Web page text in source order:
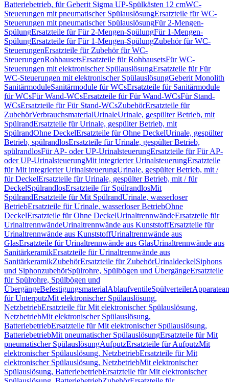
Batteriebetrieb, für Geberit Sigma UP-Spülkästen 12 cmWC-
Steuerungen mit pneumatischer SpülauslösungErsatzteile für WC-
Steuerungen mit pneumatischer SpülauslösungFür 2-Mengen-
SpülungErsatzteile für Für 2-Mengen-SpülungFür 1-Mengen-
SpülungErsatzteile für Für 1-Mengen-SpülungZubehör für WC-
SteuerungenErsatzteile für Zubehör für WC-
SteuerungenRohbausetsErsatzteile für RohbausetsFür WC-
Steuerungen mit elektronischer SpülauslösungErsatzteile für Für
WC-Steuerungen mit elektronischer SpülauslösungGeberit Monolith
SanitärmoduleSanitärmodule für WCsErsatzteile für Sanitärmodule
für WCsFür Wand-WCsErsatzteile für Für Wand-WCsFür Stand-
WCsErsatzteile für Für Stand-WCsZubehörErsatzteile für
ZubehörVerbrauchsmaterialUrinaleUrinale, gespülter Betrieb, mit
SpülrandErsatzteile für Urinale, gespülter Betrieb, mit
SpülrandOhne DeckelErsatzteile für Ohne DeckelUrinale, gespülter
Betrieb, spülrandlosErsatzteile für Urinale, gespülter Betrieb,
spülrandlosFür AP- oder UP-UrinalsteuerungErsatzteile für Für AP-
oder UP-UrinalsteuerungMit integrierter UrinalsteuerungErsatzteile
für Mit integrierter UrinalsteuerungUrinale, gespülter Betrieb, mit /
für DeckelErsatzteile für Urinale, gespülter Betrieb, mit / für
DeckelSpülrandlosErsatzteile für SpülrandlosMit
SpülrandErsatzteile für Mit SpülrandUrinale, wasserloser
BetriebErsatzteile für Urinale, wasserloser BetriebOhne
DeckelErsatzteile für Ohne DeckelUrinaltrennwändeErsatzteile für
UrinaltrennwändeUrinaltrennwände aus KunststoffErsatzteile für
Urinaltrennwände aus KunststoffUrinaltrennwände aus
GlasErsatzteile für Urinaltrennwände aus GlasUrinaltrennwände aus
SanitärkeramikErsatzteile für Urinaltrennwände aus
SanitärkeramikZubehörErsatzteile für ZubehörUrinaldeckelSiphons
und SiphonzubehörSpülrohre, Spülbögen und ÜbergängeErsatzteile
für Spülrohre, Spülbögen und
ÜbergängeBefestigungsmaterialAblaufventileSpülverteiler
für UnterputzMit elektronischer Spülauslösung,
NetzbetriebErsatzteile für Mit elektronischer Spülauslösung,
NetzbetriebMit elektronischer Spülauslösung,
BatteriebetriebErsatzteile für Mit elektronischer Spülauslösung,
BatteriebetriebMit pneumatischer SpülauslösungErsatzteile für Mit
pneumatischer SpülauslösungAufputzErsatzteile für AufputzMit
elektronischer Spülauslösung, NetzbetriebErsatzteile für Mit
elektronischer Spülauslösung, NetzbetriebMit elektronischer
Spülauslösung, BatteriebetriebErsatzteile für Mit elektronischer